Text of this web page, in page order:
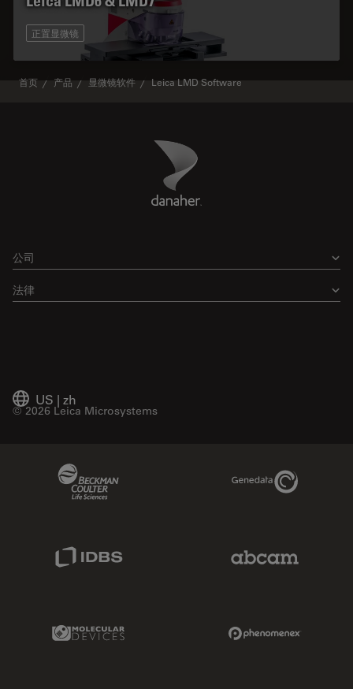
正置显微镜
首页 产品 显微镜软件 Leica LMD Software
Danaher Logo
公司
法律
US | zh
© 2026 Leica Microsystems
Genedata Link
IDBS Link
Molecular Devices Link